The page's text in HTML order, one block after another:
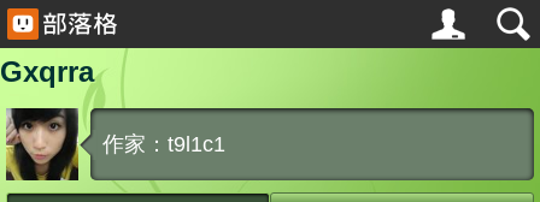
Gxqrra
作家：t9l1c1